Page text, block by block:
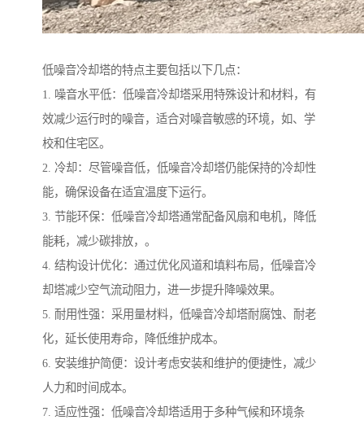
低噪音冷却塔的特点主要包括以下几点：
1. 噪音水平低：低噪音冷却塔采用特殊设计和材料，有
效减少运行时的噪音，适合对噪音敏感的环境，如、学
校和住宅区。
2. 冷却：尽管噪音低，低噪音冷却塔仍能保持的冷却性
能，确保设备在适宜温度下运行。
3. 节能环保：低噪音冷却塔通常配备风扇和电机，降低
能耗，减少碳排放，。
4. 结构设计优化：通过优化风道和填料布局，低噪音冷
却塔减少空气流动阻力，进一步提升降噪效果。
5. 耐用性强：采用量材料，低噪音冷却塔耐腐蚀、耐老
化，延长使用寿命，降低维护成本。
6. 安装维护简便：设计考虑安装和维护的便捷性，减少
人力和时间成本。
7. 适应性强：低噪音冷却塔适用于多种气候和环境条